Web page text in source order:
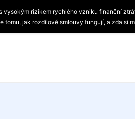
rizikem rychlého vzniku finanční
jak rozdílové smlouvy fungují, a zda si